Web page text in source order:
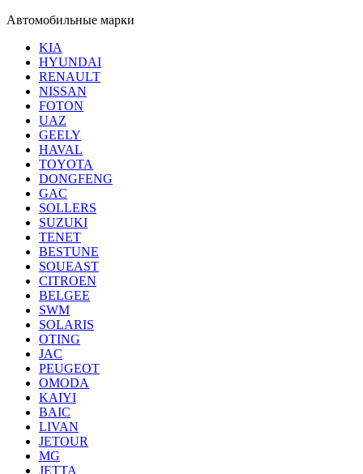
Автомобильные марки
KIA
HYUNDAI
RENAULT
NISSAN
FOTON
UAZ
GEELY
HAVAL
TOYOTA
DONGFENG
GAC
SOLLERS
SUZUKI
TENET
BESTUNE
SOUEAST
CITROEN
BELGEE
SWM
SOLARIS
OTING
JAC
PEUGEOT
OMODA
KAIYI
BAIC
LIVAN
JETOUR
MG
JETTA